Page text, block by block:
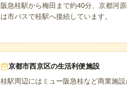
阪急桂駅から梅田まで約40分、京都河
は市バスで桂駅へ接続しています。
京都市西京区の生活利便施設
桂駅周辺にはミュー阪急桂など商業施